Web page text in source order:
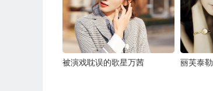
被演戏耽误的歌星万茜 丽芙泰勒